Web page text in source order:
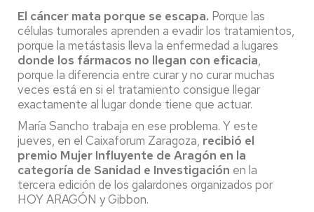
El cáncer mata porque se escapa. Porque las
células tumorales aprenden a evadir los tratamientos,
porque la metástasis lleva la enfermedad a lugares
donde los fármacos no llegan con eficacia,
porque la diferencia entre curar y no curar muchas
veces está en si el tratamiento consigue llegar
exactamente al lugar donde tiene que actuar.
María Sancho trabaja en ese problema. Y este
jueves, en el Caixaforum Zaragoza, recibió el
premio Mujer Influyente de Aragón en la
categoría de Sanidad e Investigación en la
tercera edición de los galardones organizados por
HOY ARAGÓN y Gibbon.